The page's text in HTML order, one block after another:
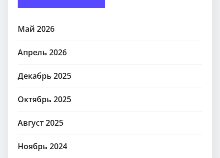
Май 2026
Апрель 2026
Декабрь 2025
Октябрь 2025
Август 2025
Ноябрь 2024